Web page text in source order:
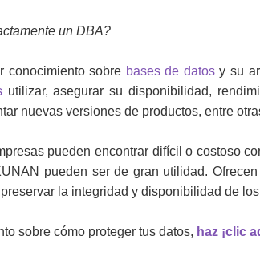
un DBA?
conocimiento sobre bases de datosy su
utilizar, asegurar su disponibilidad,
nuevas versiones de productos, entre
pueden encontrar difícil o costoso
pueden ser de gran utilidad.
la integridad y disponibilidad de
sobre cómo proteger tus datos, haz ¡clic